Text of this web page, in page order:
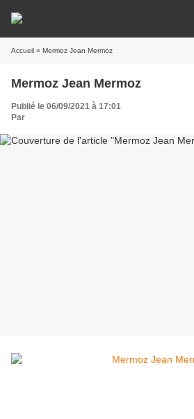
Accueil » Mermoz Jean Mermoz
Mermoz Jean Mermoz
Publié le 06/09/2021 à 17:01
Par